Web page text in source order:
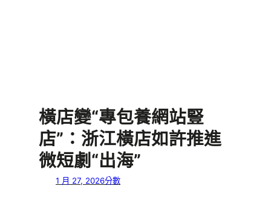
橫店變“專包養網站豎
店”：浙江橫店如許推進
微短劇“出海”
1 月 27, 2026分數